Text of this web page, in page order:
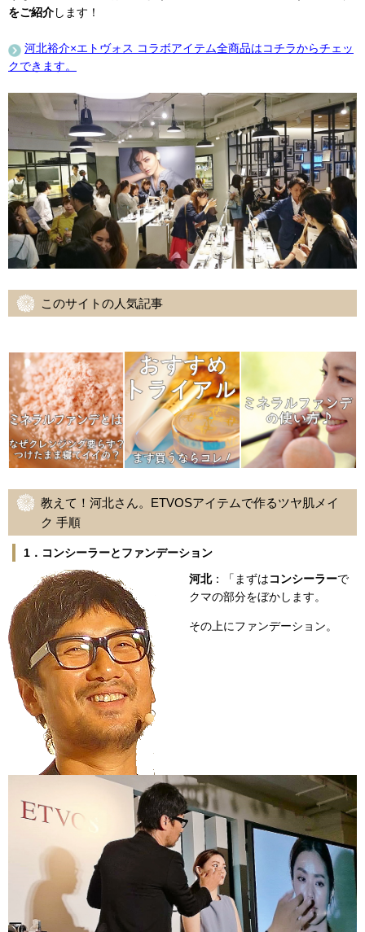
をご紹介します！
河北裕介×エトヴォス コラボアイテム全商品はコチラからチェッ
クできます。
このサイトの人気記事
教えて！河北さん。ETVOSアイテムで作るツヤ肌メイ
ク 手順
1．コンシーラーとファンデーション
河北：「まずはコンシーラーで
クマの部分をぼかします。
その上にファンデーション。